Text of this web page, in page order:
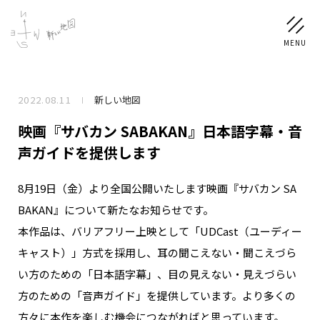
NEWS
SCHEDULE
PROFILE
稲垣 吾郎 草彅 剛 香取 慎吾
DISCOGRAPHY
CHIZUSHOP
2022.08.11 新しい地図
映画『サバカン SABAKAN』日本語字幕・音
声ガイドを提供します
8月19日（金）より全国公開いたします映画『サバカン SA
BAKAN』について新たなお知らせです。
本作品は、バリアフリー上映として「UDCast（ユーディー
キャスト）」方式を採用し、耳の聞こえない・聞こえづら
い方のための「日本語字幕」、目の見えない・見えづらい
方のための「音声ガイド」を提供しています。より多くの
方々に本作を楽しむ機会につながればと思っています。